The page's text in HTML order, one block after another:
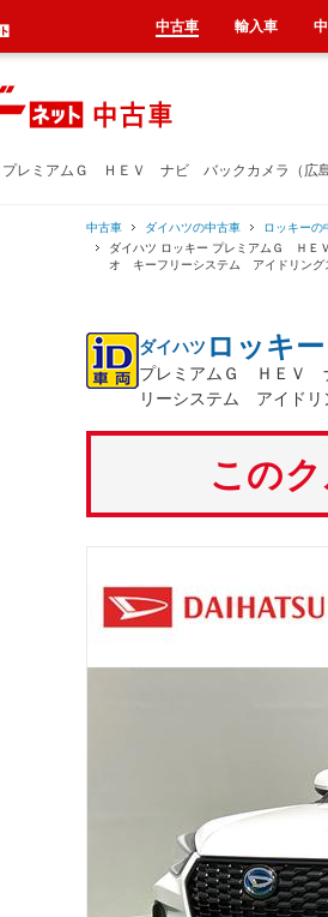
プレミアムＧ ＨＥＶ ナビ バックカメラ（広
中古車 ダイハツの中古車 ロッキーの
ダイハツ ロッキー プレミアムＧ Ｈ
オ キーフリーシステム アイドリン
ダイハツ ロッキー
プレミアムＧ ＨＥＶ
リーシステム アイド
この
中古車 輸入車